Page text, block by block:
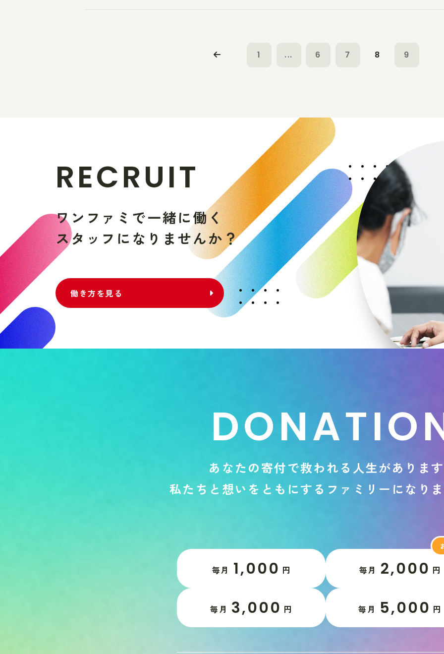
1 ... 6 7 8 9
RECRUIT
ワ ン フ ァ ミ で一緒に働く
スタ ッ フ に な り ませんか？
働き方を見る
DONATIO
あ なたの寄付で救われる 人生があ り ま す
私た ち と 想いを と も にする フ ァ ミ リ ー に な り ま
毎月 1,000 円 毎月 2,000 円
毎月 3,000 円 毎月 5,000 円